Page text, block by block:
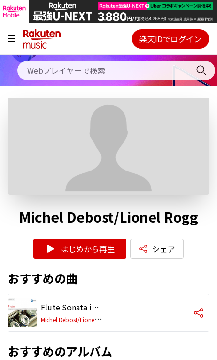
キャンペーン
料金プラン
使い方
Webプレイヤー
ご契約内容の確認・変更
楽天IDでログイン
Michel Debost/Lionel Rogg
はじめから再生 シェア
おすすめの曲
Flute Sonata in E-Flat Major, BWV 1031: II. Siciliano
M
ichel Debost/Lionel Rogg
おすすめのアルバム